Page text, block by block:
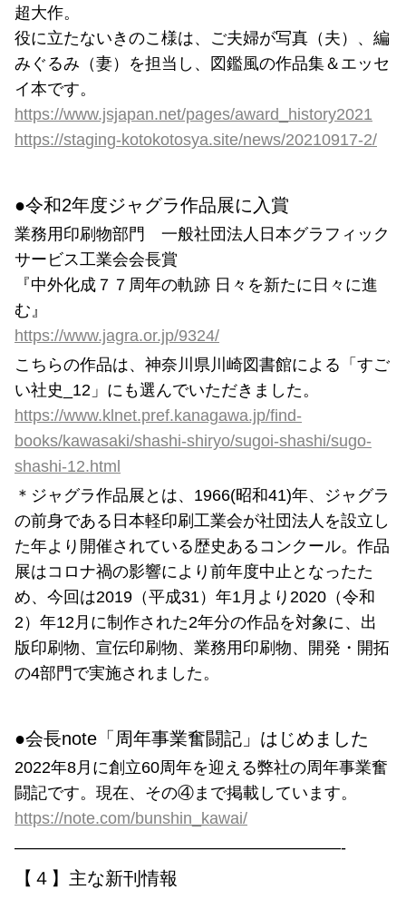
超大作。
役に立たないきのこ様は、ご夫婦が写真（夫）、編
みぐるみ（妻）を担当し、図鑑風の作品集＆エッセ
イ本です。
https://www.jsjapan.net/pages/award_history2021
https://staging-kotokotosya.site/news/20210917-2/
●令和2年度ジャグラ作品展に入賞
業務用印刷物部門 一般社団法人日本グラフィック
サービス工業会会長賞
『中外化成７７周年の軌跡 日々を新たに日々に進
む』
https://www.jagra.or.jp/9324/
こちらの作品は、神奈川県川崎図書館による「すご
い社史_12」にも選んでいただきました。
https://www.klnet.pref.kanagawa.jp/find-
books/kawasaki/shashi-shiryo/sugoi-shashi/sugo-
shashi-12.html
＊ジャグラ作品展とは、1966(昭和41)年、ジャグラ
の前身である日本軽印刷工業会が社団法人を設立し
た年より開催されている歴史あるコンクール。作品
展はコロナ禍の影響により前年度中止となったた
め、今回は2019（平成31）年1月より2020（令和
2）年12月に制作された2年分の作品を対象に、出
版印刷物、宣伝印刷物、業務用印刷物、開発・開拓
の4部門で実施されました。
●会長note「周年事業奮闘記」はじめました
2022年8月に創立60周年を迎える弊社の周年事業奮
闘記です。現在、その④まで掲載しています。
https://note.com/bunshin_kawai/
————————————————————-
【４】主な新刊情報